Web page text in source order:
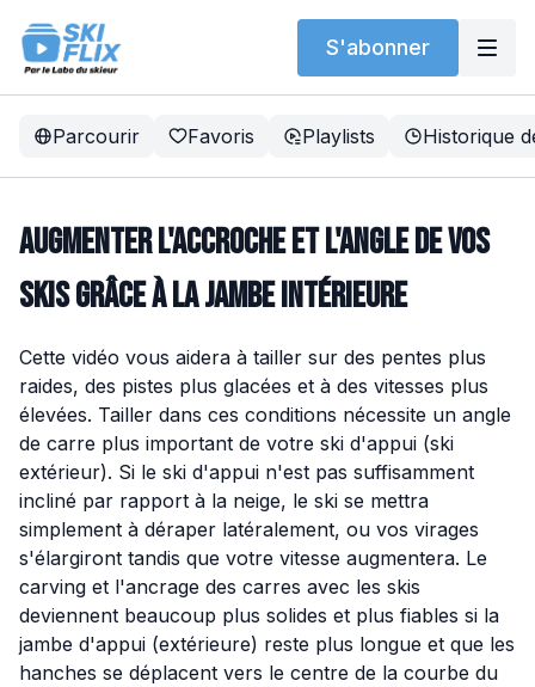
S'abonner
Parcourir Favoris Playlists Historique
Augmenter l'accroche et l'angle de vos
skis grâce à la jambe intérieure
Cette vidéo vous aidera à tailler sur des pentes plus
raides, des pistes plus glacées et à des vitesses plus
élevées. Tailler dans ces conditions nécessite un angle
de carre plus important de votre ski d'appui (ski
extérieur). Si le ski d'appui n'est pas suffisamment
incliné par rapport à la neige, le ski se mettra
simplement à déraper latéralement, ou vos virages
s'élargiront tandis que votre vitesse augmentera. Le
carving et l'ancrage des carres avec les skis
deviennent beaucoup plus solides et plus fiables si la
jambe d'appui (extérieure) reste plus longue et que les
hanches se déplacent vers le centre de la courbe du